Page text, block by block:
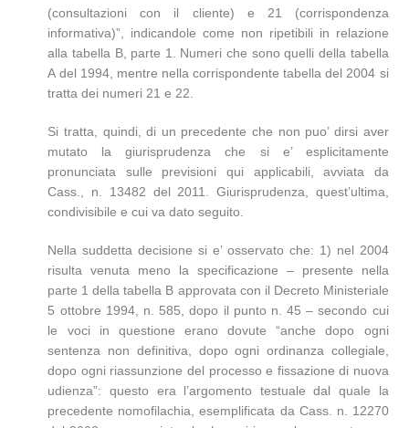
(consultazioni con il cliente) e 21 (corrispondenza
informativa)”, indicandole come non ripetibili in relazione
alla tabella B, parte 1. Numeri che sono quelli della tabella
A del 1994, mentre nella corrispondente tabella del 2004 si
tratta dei numeri 21 e 22.
Si tratta, quindi, di un precedente che non puo’ dirsi aver
mutato la giurisprudenza che si e’ esplicitamente
pronunciata sulle previsioni qui applicabili, avviata da
Cass., n. 13482 del 2011. Giurisprudenza, quest’ultima,
condivisibile e cui va dato seguito.
Nella suddetta decisione si e’ osservato che: 1) nel 2004
risulta venuta meno la specificazione – presente nella
parte 1 della tabella B approvata con il Decreto Ministeriale
5 ottobre 1994, n. 585, dopo il punto n. 45 – secondo cui
le voci in questione erano dovute “anche dopo ogni
sentenza non definitiva, dopo ogni ordinanza collegiale,
dopo ogni riassunzione del processo e fissazione di nuova
udienza”: questo era l’argomento testuale dal quale la
precedente nomofilachia, esemplificata da Cass. n. 12270